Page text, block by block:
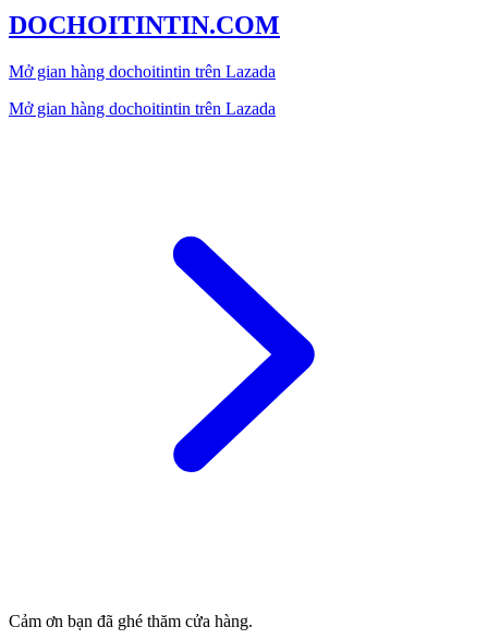
DOCHOITINTIN.COM
Mở gian hàng dochoitintin trên Lazada
Mở gian hàng dochoitintin trên Lazada
Cảm ơn bạn đã ghé thăm cửa hàng.